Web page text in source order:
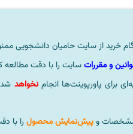
و مقرراتسایت را با دقت مطالعه
برای پاورپوینت‌ها انجامنخواهد
مشخصات وپیش‌نمایش محصول را با